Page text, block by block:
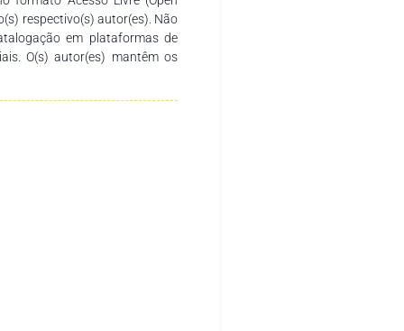
respectivo(s) autor(es). Não
em plataformas de
O(s) autor(es) mantêm os